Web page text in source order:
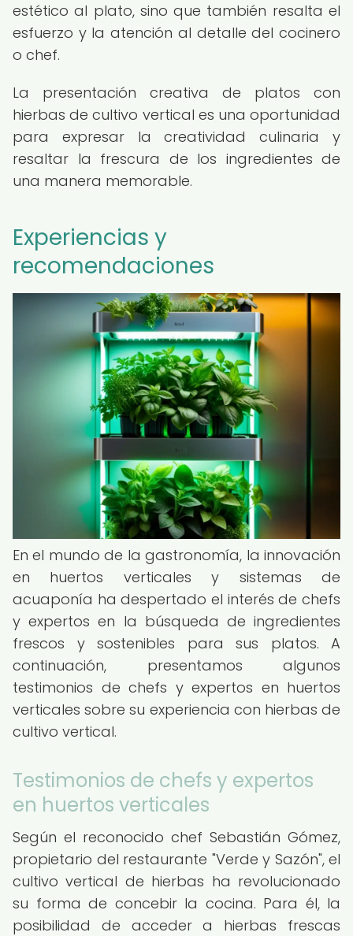
estético al plato, sino que también resalta el
esfuerzo y la atención al detalle del cocinero
o chef.
La presentación creativa de platos con
hierbas de cultivo vertical es una oportunidad
para expresar la creatividad culinaria y
resaltar la frescura de los ingredientes de
una manera memorable.
Experiencias y
recomendaciones
En el mundo de la gastronomía, la innovación
en huertos verticales y sistemas de
acuaponía ha despertado el interés de chefs
y expertos en la búsqueda de ingredientes
frescos y sostenibles para sus platos. A
continuación, presentamos algunos
testimonios de chefs y expertos en huertos
verticales sobre su experiencia con hierbas de
cultivo vertical.
Testimonios de chefs y expertos
en huertos verticales
Según el reconocido chef Sebastián Gómez,
propietario del restaurante "Verde y Sazón", el
cultivo vertical de hierbas ha revolucionado
su forma de concebir la cocina. Para él, la
posibilidad de acceder a hierbas frescas